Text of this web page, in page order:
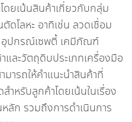
ดยเน้นสินค้าเกี่ยวกับกลุ่ม
ดโลหะ อาทิเช่น ลวดเชื่อม
อุปกรณ์เซพตี้ เคมีภัณฑ์
ละวัตถุดิบประเภทเครื่องมือ
ารถให้คำแนะนำสินค้าที่
ำหรับลูกค้าโดยเน้นในเรื่อง
ลัก รวมถึงการดำเนินการ